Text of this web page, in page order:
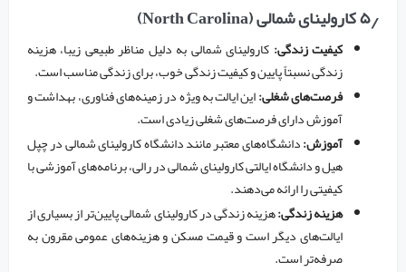
۵٫ کارولینای شمالی (North Carolina)
کیفیت زندگی: کارولینای شمالی به دلیل مناظر طبیعی زیبا، هزینه
زندگی نسبتاً پایین و کیفیت زندگی خوب، برای زندگی مناسب است.
فرصت‌های شغلی:این ایالت به ویژه در زمینه‌های فناوری، بهداشت و
آموزش دارای فرصت‌های شغلی زیادی است.
آموزش:دانشگاه‌های معتبر مانند دانشگاه کارولینای شمالی در چپل
هیل و دانشگاه ایالتی کارولینای شمالی در رالی، برنامه‌های آموزشی با
کیفیتی را ارائه می‌دهند.
هزینه زندگی:هزینه زندگی در کارولینای شمالی پایین‌تر از بسیاری از
ایالت‌های دیگر است و قیمت مسکن و هزینه‌های عمومی مقرون به
صرفه‌تر است.